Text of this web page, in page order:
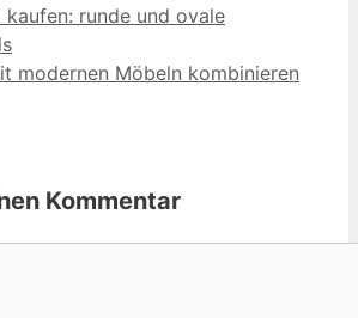
runde und ovale
modernen Möbeln kombinieren
Kommentar